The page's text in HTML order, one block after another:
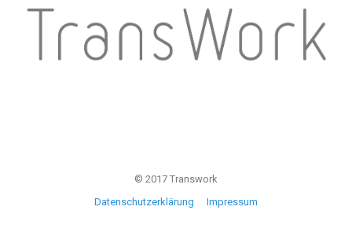
© 2017 Transwork
Datenschutzerklärung
Impressum